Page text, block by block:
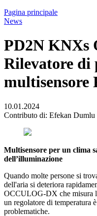
Pagina principale
News
PD2N KNXs
Rilevatore di
multisensore
10.01.2024
Contributo di: Efekan
Multisensore per un clima
dell’illuminazione
Quando molte persone si
dell'aria si deteriora
OCCULOG-DX che misura
un regolatore di temperatura
problematiche.